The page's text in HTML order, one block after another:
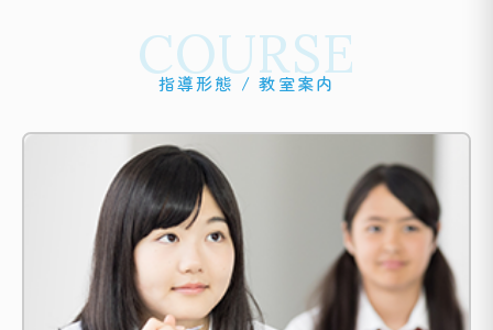
COURSE
指導形態 / 教室案内